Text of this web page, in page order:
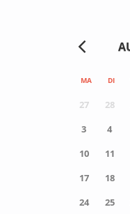
MA DI
27 28
3
4
10
11
17
18
24
25